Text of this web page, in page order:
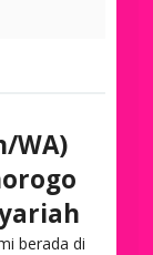
WA)
berada di